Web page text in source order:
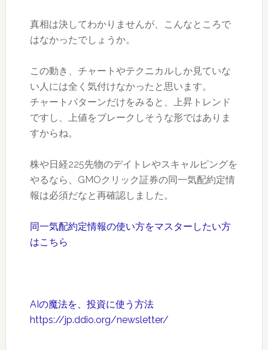
真相は決してわかりませんが、こんなところで
はなかったでしょうか。
この動き、チャートやテクニカルしか見ていな
い人には全く気付けなかったと思います。
チャートパターンだけをみると、上昇トレンド
ですし、上値をブレークしそうな形ではありま
すからね。
株や日経225先物のデイトレやスキャルピングを
やるなら、GMOクリック証券の同一気配約定情
報は必須だなと再確認しました。
同一気配約定情報の使い方をマスターしたい方
はこちら
AIの魔法を、投資に使う方法
https://jp.ddio.org/newsletter/